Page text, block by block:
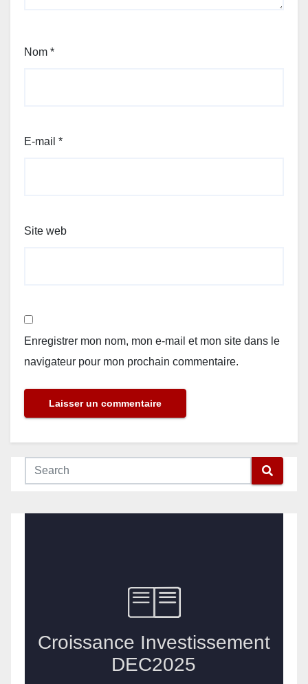
Nom *
E-mail *
Site web
Enregistrer mon nom, mon e-mail et mon site dans le
navigateur pour mon prochain commentaire.